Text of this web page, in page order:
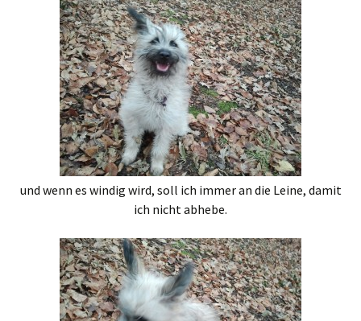
und wenn es windig wird, soll ich immer an die Leine, damit
ich nicht abhebe.